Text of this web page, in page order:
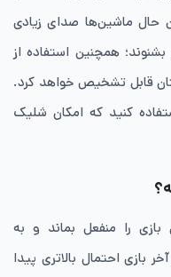
حال ماشین‌ها صدای زیادی
همچنین استفاده از
قابل تشخیص خواهد کرد.
کنید که امکان شلیک
را منفعل بماند و به
بازی احتمال بالاتری پیدا